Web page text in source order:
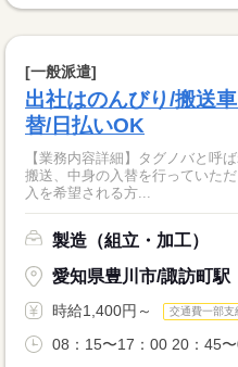
[一般派遣]
出社はのんびり/搬送
替/日払いOK
【業務内容詳細】タグノバと呼
搬送、中身の入替を行っていただきます。 ≪稼ぎた
入を希望される方...
製造（組立・加工）
愛知県豊川市/諏訪町駅
時給1,400円～ 交通費一部支
08：15〜17：00 20：45〜